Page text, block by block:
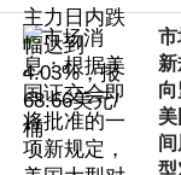
型